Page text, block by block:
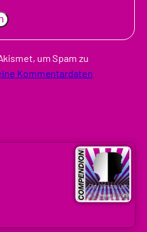
um Spam zu
Kommentardaten